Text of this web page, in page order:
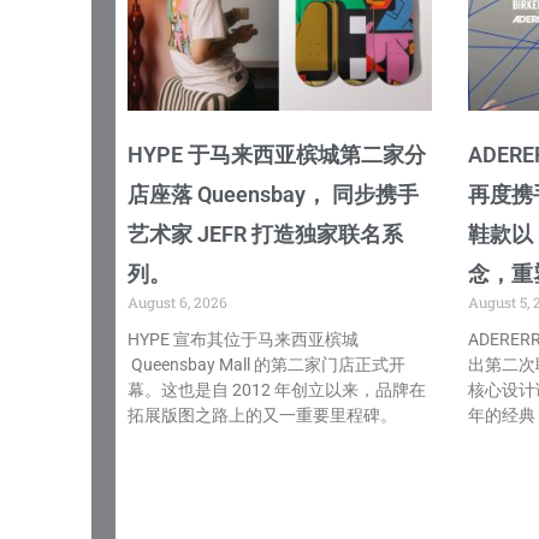
HYPE 于马来西亚槟城第二家分
店座落 Queensbay， 同步携手
艺术家 JEFR 打造独家联名系
列。
August 6, 2026
HYPE 宣布其位于马来西亚槟城
Queensbay Mall 的第二家门店正式开
幕。这也是自 2012 年创立以来，品牌在
拓展版图之路上的又一重要里程碑。
再度携
鞋款以
念，重
August 5,
出第二
核心设
年的经